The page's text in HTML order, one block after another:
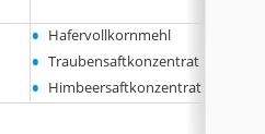
• Hafervollkornmehl
• Traubensaftkonzentrat
• Himbeersaftkonzentrat